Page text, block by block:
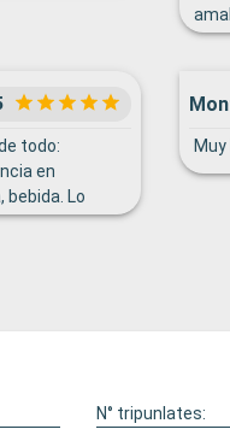
que
todo:
en
Lo
de comer bien
Muy
N° tripunlates: